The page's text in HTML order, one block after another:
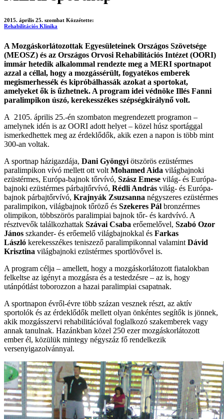
2015. április 25. szombat Közzétette:
Rehabilitációs Klinika
A Mozgáskorlátozottak Egyesületeinek Országos Szövetsége
(MEOSZ) és az Országos Orvosi Rehabilitációs Intézet (OORI)
immár hetedik alkalommal rendezte meg a MERI sportnapot
azzal a céllal, hogy a mozgássérült, fogyatékos emberek
megismerhessék és kipróbálhassák azokat a sportokat,
amelyeket ők is űzhetnek. A program idei védnöke Illés Fanni
paralimpikon úszó, kerekesszékes szépségkirálynő volt.
A 2105. április 25.-én szombaton megrendezett programon –
amelynek idén is az OORI adott helyet – közel húsz sportággal
ismerkedhettek meg az érdeklődők, akik ezen a napon is több mint
300-an voltak.
A sportnap házigazdája, Dani Gyöngyi ötszörös ezüstérmes
paralimpikon vívó mellett ott volt Mohamed Aida világbajnoki
ezüstérmes, Európa-bajnok tőrvívó, Szász Emese világ- és Európa-
bajnoki ezüstérmes párbajtőrvívó, Rédli András világ- és Európa-
bajnok párbajtőrvívó, Krajnyák Zsuzsanna négyszeres ezüstérmes
paralimpikon, világbajnok tőröző és Szekeres Pál bronzérmes
olimpikon, többszörös paralimpiai bajnok tőr- és kardvívó. A
résztvevők találkozhattak Szávai Csaba erőemelővel, Szabó Ozor
János szkander- és erőemelő világbajnokkal és Farkas
László kerekesszékes teniszező paralimpikonnal valamint Dávid
Krisztina világbajnoki ezüstérmes sportlövővel is.
A program célja – amellett, hogy a mozgáskorlátozott fiatalokban
felkeltse az igényt a mozgásra és a testedzésre – az is, hogy
utánpótlást toborozzon a hazai paralimpiai csapatnak.
A sportnapon évről-évre több százan vesznek részt, az aktív
sportolók és az érdeklődők mellett olyan önkéntes segítők is jönnek,
akik mozgásszervi rehabilitációval foglalkozó szakemberek vagy
annak tanulnak. Hazánkban közel 250 ezer mozgáskorlátozott
ember él, közülük mintegy négyszáz fő rendelkezik
versenyigazolvánnyal.